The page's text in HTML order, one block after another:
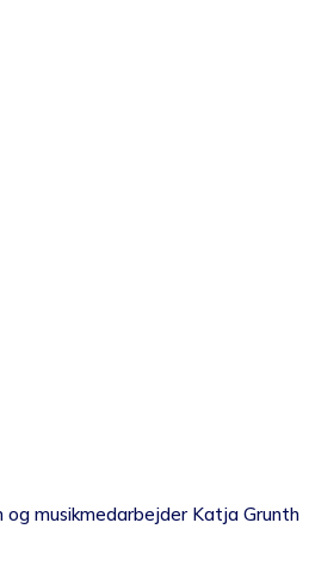
og musikmedarbejder Katja Grunth